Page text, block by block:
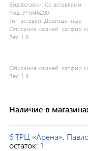
Вид вставки: Со вставками
Код: УЧ346200
Тип вставки: Драгоценные
Описание камней: сапфир
Вес: 1.9
Описание камней: сапфир
Вес: 1.9
Наличие в
6 ТРЦ «Арена»,
остаток: 1